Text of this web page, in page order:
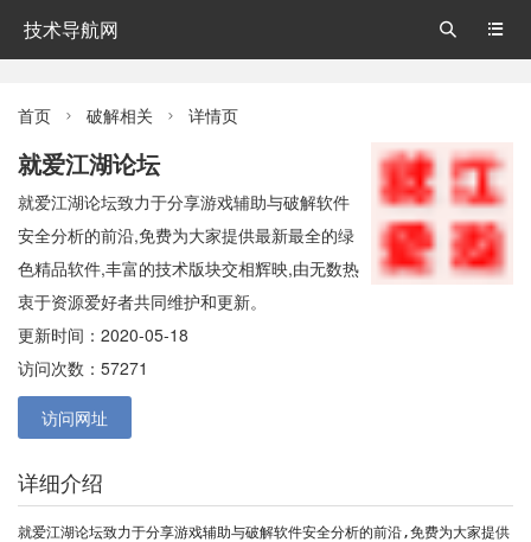
技术导航网 

首页  破解相关  详情页
就爱江湖论坛
就爱江湖论坛致力于分享游戏辅助与破解软件
安全分析的前沿,免费为大家提供最新最全的绿
色精品软件,丰富的技术版块交相辉映,由无数热
衷于资源爱好者共同维护和更新。
更新时间：2020-05-18
访问次数：57271
访问网址
详细介绍
就爱江湖论坛致力于分享游戏辅助与破解软件安全分析的前沿,免费为大家提供